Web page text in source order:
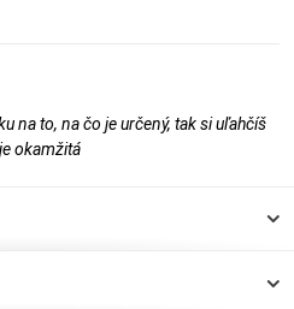
na to, na čo je určený, tak si uľahčíš
okamžitá